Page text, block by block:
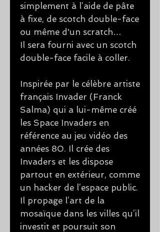
simplement à l’aide de pâte
à fixe, de scotch double-face
ou même d'un scratch…
Il sera fourni avec un scotch
double-face facile à coller.
Inspirée par le célèbre artiste
français Invader (Franck
Salma) qui a lui-même créé
les Space Invaders en
référence au jeu vidéo des
années 80. Il crée des
Invaders et les dispose
partout en extérieur, comme
un hacker de l’espace public.
Il propage l’art de la
mosaïque dans les villes qu’il
investit et poursuit son